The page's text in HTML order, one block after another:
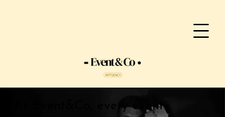
At Event&Co, every event